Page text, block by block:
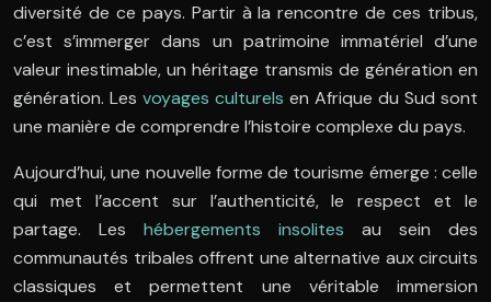
diversité de ce pays. Partir à la rencontre de ces tribus,
c’est s’immerger dans un patrimoine immatériel d’une
valeur inestimable, un héritage transmis de génération en
génération. Les voyages culturels en Afrique du Sud sont
une manière de comprendre l’histoire complexe du pays.
Aujourd’hui, une nouvelle forme de tourisme émerge : celle
qui met l’accent sur l’authenticité, le respect et le
partage. Les hébergements insolites au sein des
communautés tribales offrent une alternative aux circuits
classiques et permettent une véritable immersion